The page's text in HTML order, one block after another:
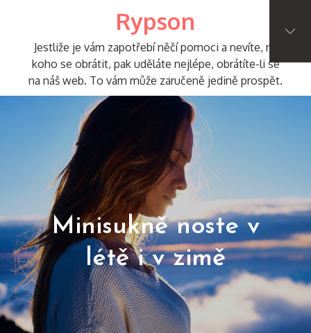
content
Rypson
Jestliže je vám zapotřebí něčí pomoci a nevíte, na
koho se obrátit, pak uděláte nejlépe, obrátíte-li se
na náš web. To vám může zaručeně jedině prospět.
Minisukně noste v
létě i v zimě